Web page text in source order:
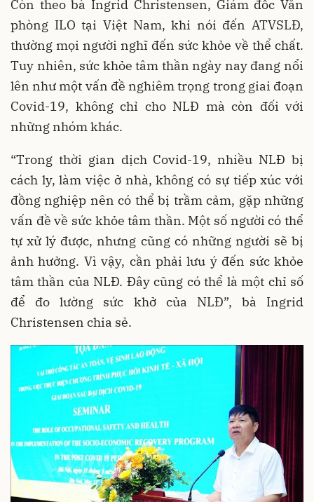
Còn theo bà Ingrid Christensen, Giám đốc Văn
phòng ILO tại Việt Nam, khi nói đến ATVSLĐ,
thường mọi người nghĩ đến sức khỏe về thể chất.
Tuy nhiên, sức khỏe tâm thần ngày nay đang nổi
lên như một vấn đề nghiêm trọng trong giai đoạn
Covid-19, không chỉ cho NLĐ mà còn đối với
những nhóm khác.
“Trong thời gian dịch Covid-19, nhiều NLĐ bị
cách ly, làm việc ở nhà, không có sự tiếp xúc với
đồng nghiệp nên có thể bị trầm cảm, gặp những
vấn đề về sức khỏe tâm thần. Một số người có thể
tự xử lý được, nhưng cũng có những người sẽ bị
ảnh hưởng. Vì vậy, cần phải lưu ý đến sức khỏe
tâm thần của NLĐ. Đây cũng có thể là một chỉ số
để đo lường sức khở của NLĐ”, bà Ingrid
Christensen chia sẻ.